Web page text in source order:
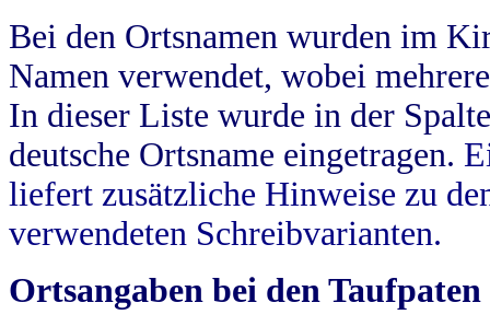
Bei den Ortsnamen wurden im
Namen verwendet, wobei
In dieser Liste wurde in der
deutsche Ortsname eingetragen.
liefert zusätzliche Hinweise zu
verwendeten Schreibvarianten.
Ortsangaben bei den Taufpaten